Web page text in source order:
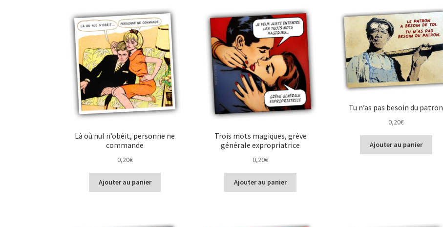
récent
au
plus
ancien
Là où nul n’obéit, personne ne
commande
0,20€
Ajouter au panier
Trois mots magiques, grève
générale expropriatrice
0,20€
Ajouter au panier
Tu n’as pas besoin du patron
0,20€
Ajouter au panier